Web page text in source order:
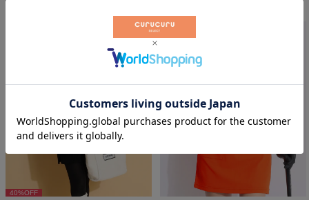
40%OFF